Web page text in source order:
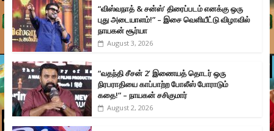
“விஸ்வநாத் & சன்ஸ்’ திரைப்படம் எனக்கு ஒரு
புது அடையாளம்!” – இசை வெளியீட்டு விழாவில்
நாயகன் சூர்யா
August 3, 2026
“வதந்தி சீசன் 2’ இணையத் தொடர் ஒரு
நிரபராதியை காப்பாற்ற போலீஸ் போராடும்
கதை!” – நாயகன் சசிகுமார்
August 2, 2026